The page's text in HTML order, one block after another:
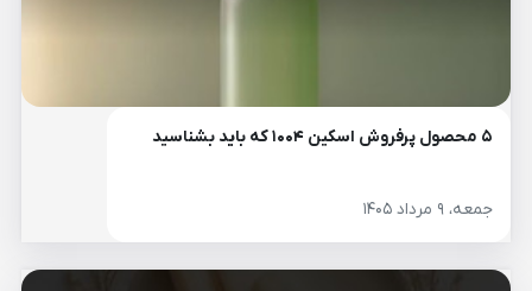
۵ محصول پرفروش اسکین ۱۰۰۴ که باید بشناسید
جمعه، ۹ مرداد ۱۴۰۵